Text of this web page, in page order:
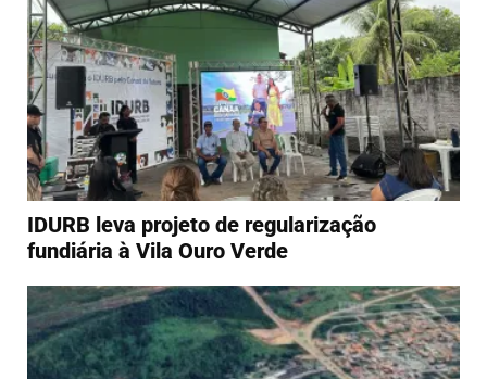
IDURB leva projeto de regularização
fundiária à Vila Ouro Verde